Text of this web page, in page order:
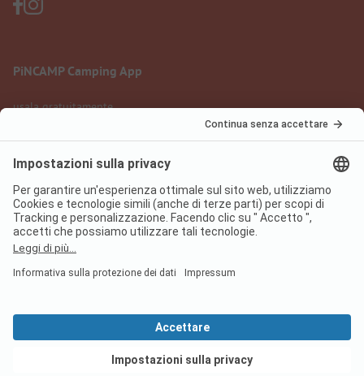
PiNCAMP Camping App
usala gratuitamente
Informazione legale
Protezione dati
Condizioni d'uso
Regolamento sui servizi digitali